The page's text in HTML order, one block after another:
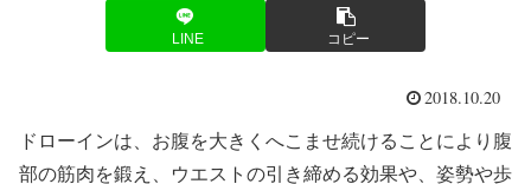
LINE コピー
2018.10.20
ドローインは、お腹を大きくへこませ続けることにより腹
部の筋肉を鍛え、ウエストの引き締める効果や、姿勢や歩